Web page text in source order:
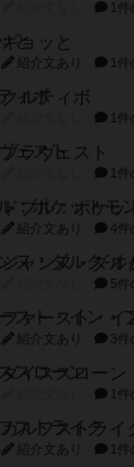
1件
ギョッと
紹介文あり 1件
クルティボ
1件
ブラヴェスト
1件
紹介文あり 4件
5件
紹介文あり 3件
ダイススローン
1件
ガルフストライ
紹介文あり 1件